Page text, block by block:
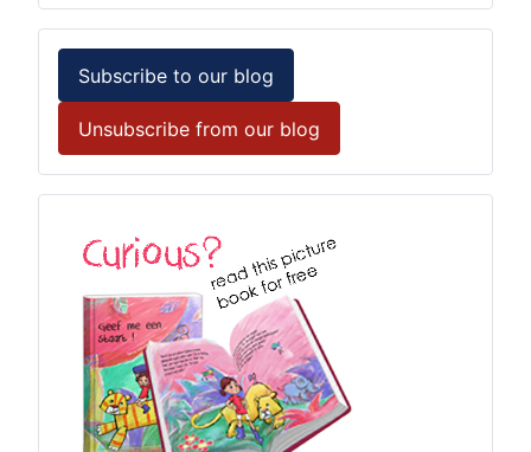
Subscribe to our blog
Unsubscribe from our blog